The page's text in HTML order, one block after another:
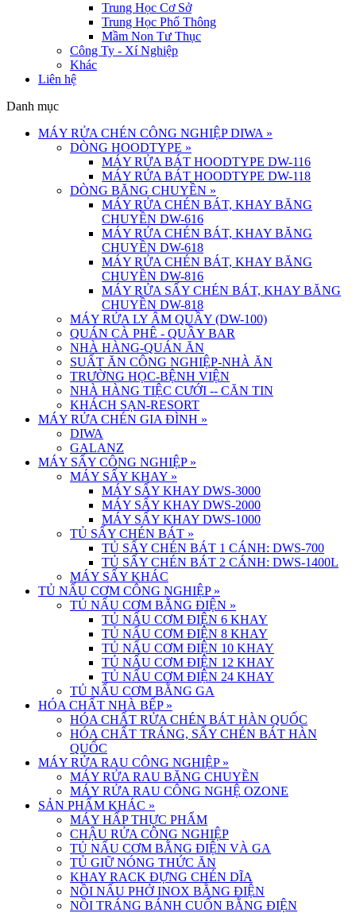
Trung Học Cơ Sở
Trung Học Phổ Thông
Mầm Non Tư Thục
Công Ty - Xí Nghiệp
Khác
Liên hệ
Danh mục
MÁY RỬA CHÉN CÔNG NGHIỆP DIWA »
DÒNG HOODTYPE »
MÁY RỬA BÁT HOODTYPE DW-116
MÁY RỬA BÁT HOODTYPE DW-118
DÒNG BĂNG CHUYỀN »
MÁY RỬA CHÉN BÁT, KHAY BĂNG
CHUYỀN DW-616
MÁY RỬA CHÉN BÁT, KHAY BĂNG
CHUYỀN DW-618
MÁY RỬA CHÉN BÁT, KHAY BĂNG
CHUYỀN DW-816
MÁY RỬA SẤY CHÉN BÁT, KHAY BĂNG
CHUYỀN DW-818
MÁY RỬA LY ÂM QUẦY (DW-100)
QUÁN CÀ PHÊ - QUẦY BAR
NHÀ HÀNG-QUÁN ĂN
SUẤT ĂN CÔNG NGHIỆP-NHÀ ĂN
TRƯỜNG HỌC-BỆNH VIỆN
NHÀ HÀNG TIỆC CƯỚI -- CĂN TIN
KHÁCH SẠN-RESORT
MÁY RỬA CHÉN GIA ĐÌNH »
DIWA
GALANZ
MÁY SẤY CÔNG NGHIỆP »
MÁY SẤY KHAY »
MÁY SẤY KHAY DWS-3000
MÁY SẤY KHAY DWS-2000
MÁY SẤY KHAY DWS-1000
TỦ SẤY CHÉN BÁT »
TỦ SẤY CHÉN BÁT 1 CÁNH: DWS-700
TỦ SẤY CHÉN BÁT 2 CÁNH: DWS-1400L
MÁY SẤY KHÁC
TỦ NẤU CƠM CÔNG NGHIỆP »
TỦ NẤU CƠM BẰNG ĐIỆN »
TỦ NẤU CƠM ĐIỆN 6 KHAY
TỦ NẤU CƠM ĐIỆN 8 KHAY
TỦ NẤU CƠM ĐIỆN 10 KHAY
TỦ NẤU CƠM ĐIỆN 12 KHAY
TỦ NẤU CƠM ĐIỆN 24 KHAY
TỦ NẤU CƠM BẰNG GA
HÓA CHẤT NHÀ BẾP »
HÓA CHẤT RỬA CHÉN BÁT HÀN QUỐC
HÓA CHẤT TRÁNG, SẤY CHÉN BÁT HÀN
QUỐC
MÁY RỬA RAU CÔNG NGHIỆP »
MÁY RỬA RAU BĂNG CHUYỀN
MÁY RỬA RAU CÔNG NGHỆ OZONE
SẢN PHẨM KHÁC »
MÁY HẤP THỰC PHẨM
CHẬU RỬA CÔNG NGHIỆP
TỦ NẤU CƠM BẰNG ĐIỆN VÀ GA
TỦ GIỮ NÓNG THỨC ĂN
KHAY RACK ĐỰNG CHÉN DĨA
NỒI NẤU PHỞ INOX BẰNG ĐIỆN
NỒI TRÁNG BÁNH CUỐN BẰNG ĐIỆN